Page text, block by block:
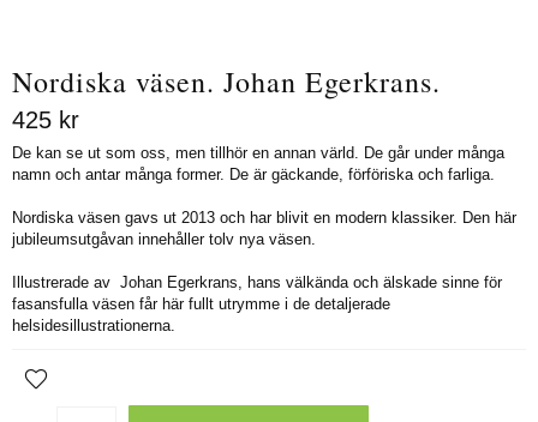
Nordiska väsen. Johan Egerkrans.
425 kr
De kan se ut som oss, men tillhör en annan värld. De går under många
namn och antar många former. De är gäckande, förföriska och farliga.
Nordiska väsen gavs ut 2013 och har blivit en modern klassiker. Den här
jubileumsutgåvan innehåller tolv nya väsen.
Illustrerade av Johan Egerkrans, hans välkända och älskade sinne för
fasansfulla väsen får här fullt utrymme i de detaljerade
helsidesillustrationerna.